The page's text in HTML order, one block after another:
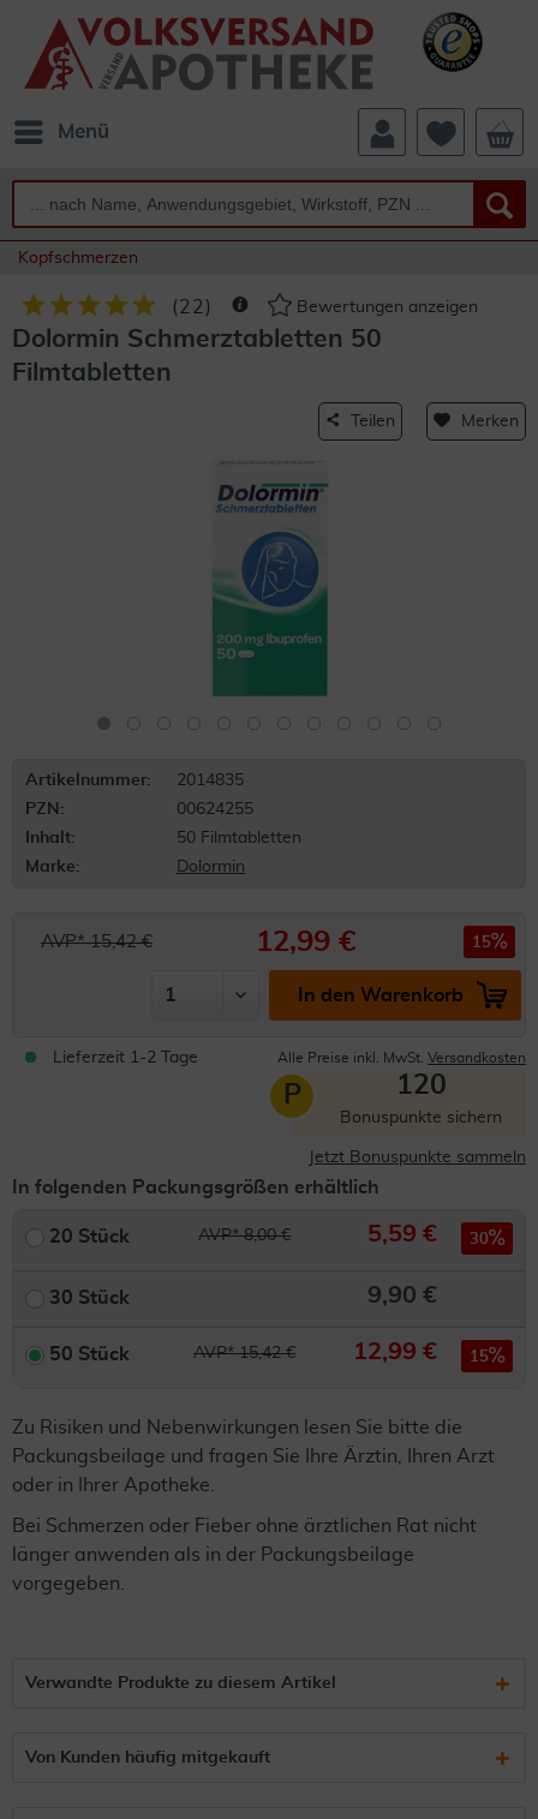
Menü
Kopfschmerzen
(22 ) Bewertungen anzeigen
Dolormin Schmerztabletten 50
Filmtabletten
Teilen Merken
Artikelnummer:
2014835
PZN:
00624255
Inhalt:
50 Filmtabletten
Marke:
Dolormin
AVP* 15,42 € 12,99 € 15
In den Warenkorb
Lieferzeit 1-2 Tage Alle Preise inkl. MwSt. Versandkosten
P 120
Bonuspunkte sichern
Jetzt Bonuspunkte sammeln
In folgenden Packungsgrößen erhältlich
20 Stück AVP* 8,00 € 5,59 € 30
30 Stück 9,90 €
50 Stück AVP* 15,42 € 12,99 € 15
Zu Risiken und Nebenwirkungen lesen Sie bitte die
Packungsbeilage und fragen Sie Ihre Ärztin, Ihren Arzt
oder in Ihrer Apotheke.
Bei Schmerzen oder Fieber ohne ärztlichen Rat nicht
länger anwenden als in der Packungsbeilage
vorgegeben.
Verwandte Produkte zu diesem Artikel
Von Kunden häufig mitgekauft